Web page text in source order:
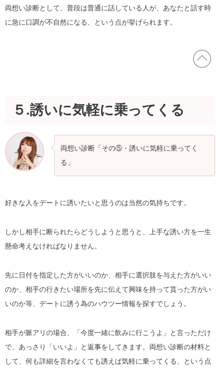
両想い診断として、普段は普通に話している人が、あなたと話す時
に急に口調が不自然になる、という点が挙げられます。
５.誘いに気軽に乗ってくる
両想い診断「その⑤・誘いに気軽に乗ってく
る」
好きな人をデートに誘いたいと思うのは当然の気持ちです。
しかし相手に断られたらどうしようと思うと、上手な誘い方を一生
懸命考えなければなりません。
先に日付を指定した方がいいのか、相手に選択肢を与えた方がいい
のか、相手の行きたい場所を先に伝えて興味を持って貰った方がい
いのか等、デートに誘う為のハウツー情報を探すでしょう。
相手が脈アリの場合、「今度一緒に飲みに行こうよ」と言っただけ
で、あっさり「いいよ」と返事をしてきます。両想い診断の材料と
して、何も詳細を言わなくても誘えば気軽に乗ってくる、という点